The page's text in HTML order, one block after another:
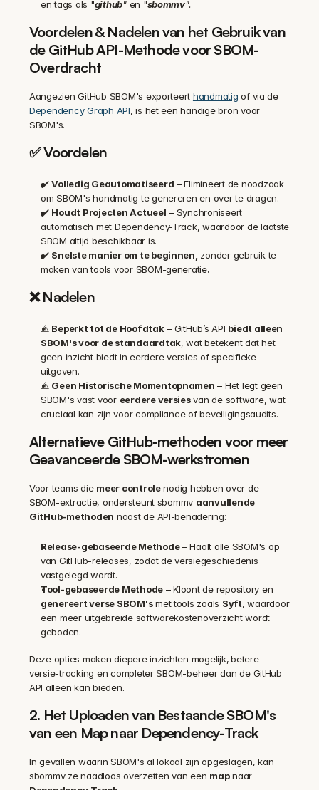
en tags als "github" en "sbommv".
Voordelen & Nadelen van het Gebruik van
de GitHub API-Methode voor SBOM-
Overdracht
Aangezien GitHub SBOM's exporteert handmatig
of via de
Dependency Graph API, is het een handige bron voor
SBOM's.
✅ Voordelen
✔️ Volledig Geautomatiseerd – Elimineert de noodzaak
om SBOM's handmatig te genereren en over te dragen.
✔️ Houdt Projecten Actueel – Synchroniseert
automatisch met Dependency-Track, waardoor de laatste
SBOM altijd beschikbaar is.
✔️ Snelste manier om te beginnen, zonder gebruik te
maken van tools voor SBOM-generatie.
❌ Nadelen
⚠️ Beperkt tot de Hoofdtak – GitHub’s API biedt alleen
SBOM's voor de standaardtak, wat betekent dat het
geen inzicht biedt in eerdere versies of specifieke
uitgaven.
⚠️ Geen Historische Momentopnamen – Het legt geen
SBOM's vast voor eerdere versies van de software, wat
cruciaal kan zijn voor compliance of beveiligingsaudits.
Alternatieve GitHub-methoden voor meer
Geavanceerde SBOM-werkstromen
Voor teams die meer controle nodig hebben over de
SBOM-extractie, ondersteunt sbommv aanvullende
GitHub-methoden naast de API-benadering:
Release-gebaseerde Methode – Haalt alle SBOM's op
van GitHub-releases, zodat de versiegeschiedenis
vastgelegd wordt.
Tool-gebaseerde Methode
genereert verse SBOM's met tools zoals Syft, waardoor
een meer uitgebreide softwarekostenoverzicht wordt
geboden.
Deze opties maken diepere inzichten mogelijk,betere
versie-tracking en completer SBOM-beheer dan de GitHub
API alleen kan bieden.
2. Het Uploaden van Bestaande SBOM's
van een Map naar Dependency-Track
In gevallen waarin SBOM's al lokaal zijn opgeslagen, kan
sbommv ze naadloos overzetten van een map